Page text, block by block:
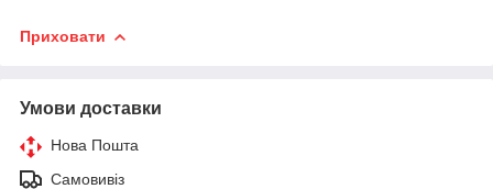
Приховати
Умови доставки
Нова Пошта
Самовивіз